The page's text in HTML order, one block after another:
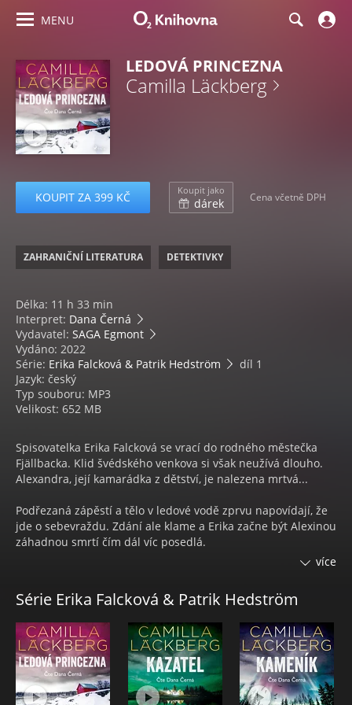
MENU
LEDOVÁ PRINCEZNA
Camilla Läckberg
KOUPIT ZA 399 KČ Koupit jako
dárek Cena včetně DPH
ZAHRANIČNÍ LITERATURA DETEKTIVKY
Délka: 11 h 33 min
Interpret: Dana Černá
Vydavatel: SAGA Egmont
Vydáno: 2022
Série: Erika Falcková & Patrik Hedström
díl 1
Jazyk: český
Typ souboru: MP3
Velikost: 652 MB
Spisovatelka Erika Falcková se vrací do rodného městečka
Fjällbacka. Klid švédského venkova si však neužívá dlouho.
Alexandra, její kamarádka z dětství, je nalezena mrtvá...
Podřezaná zápěstí a tělo v ledové vodě zprvu napovídají, že
jde o sebevraždu. Zdání ale klame a Erika začne být Alexinou
záhadnou smrtí čím dál víc posedlá.
Erikou vydávají na cestu, která je přivede na stopu dávných
tajemství. Neměla by ale některá tajemství zůstat raději
navždy zapomenuta?
Camilla Läckberg (1974), přezdívaná královnou severské
krimi, je jednou z nejprodávanějších švédských spisovatelek.
Dlouhodobě okupuje přední příčky skandinávských
více
Série Erika Falcková & Patrik Hedström